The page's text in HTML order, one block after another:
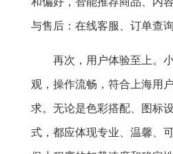
与售后：在线客服、订单查
再次，用户体验至上。
观，操作流畅，符合上海用
求。无论是色彩搭配、图标
式，都应体现专业、温馨、